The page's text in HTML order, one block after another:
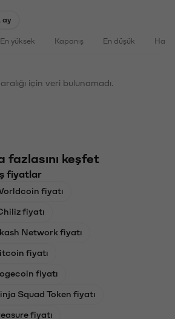
ay
En yüksek Kapanış En düşük
için veri bulunamadı.
fazlasını keşfet
fiyatlar
fiyatı
fiyatı
Network fiyatı
fiyatı
fiyatı
Squad Token fiyatı
fiyatı